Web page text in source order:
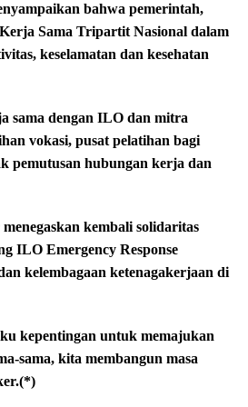
bahwa pemerintah,
Sama Tripartit Nasional dalam
keselamatan dan kesehatan
sama dengan ILO dan mitra
vokasi, pusat pelatihan bagi
pemutusan hubungan kerja dan
kembali solidaritas
ILO Emergency Response
kelembagaan ketenagakerjaan di
kepentingan untuk memajukan
sama, kita membangun masa